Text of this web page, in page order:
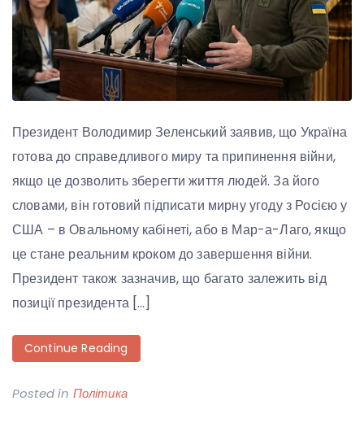
Президент Володимир Зеленський заявив, що Україна
готова до справедливого миру та припинення війни,
якщо це дозволить зберегти життя людей. За його
словами, він готовий підписати мирну угоду з Росією у
США – в Овальному кабінеті, або в Мар-а-Лаго, якщо
це стане реальним кроком до завершення війни.
Президент також зазначив, що багато залежить від
позиції президента […]
Continue Reading
Posted in Політика